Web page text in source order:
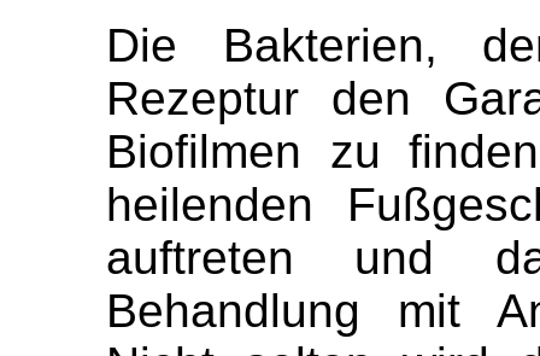
Die Bakterien,
Rezeptur den
Biofilmen zu
heilenden
auftreten und
Behandlung mit